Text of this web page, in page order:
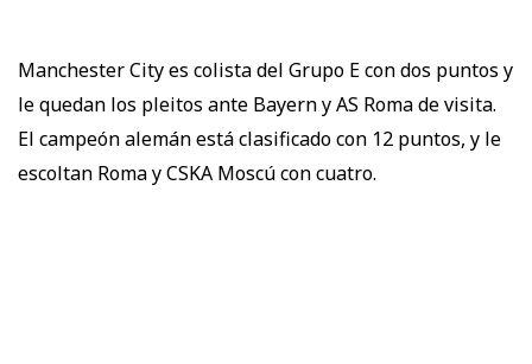
Manchester City es colista del Grupo E con dos puntos y
le quedan los pleitos ante Bayern y AS Roma de visita.
El campeón alemán está clasificado con 12 puntos, y le
escoltan Roma y CSKA Moscú con cuatro.